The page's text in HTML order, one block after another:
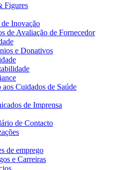
Figures
Inovação
de Avaliação de Fornecedor
e Donativos
aos Cuidados de Saúde
de Imprensa
de Contacto
de emprego
e Carreiras